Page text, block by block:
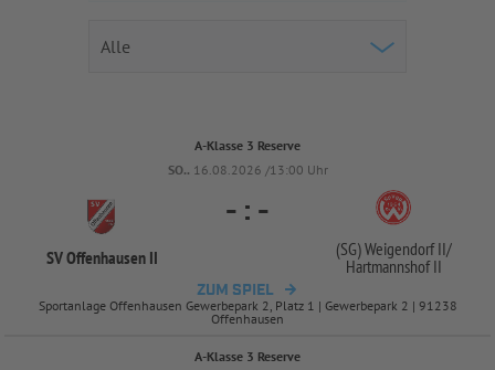
A-Klasse 3 Reserve
SO.. 16.08.2026 /13:00 Uhr
SV Offenhausen II
- : -
(SG) Weigendorf II/
Hartmannshof II
ZUM SPIEL
Sportanlage Offenhausen Gewerbepark 2, Platz 1 | Gewerbepark 2 | 91238
Offenhausen
A-Klasse 3 Reserve